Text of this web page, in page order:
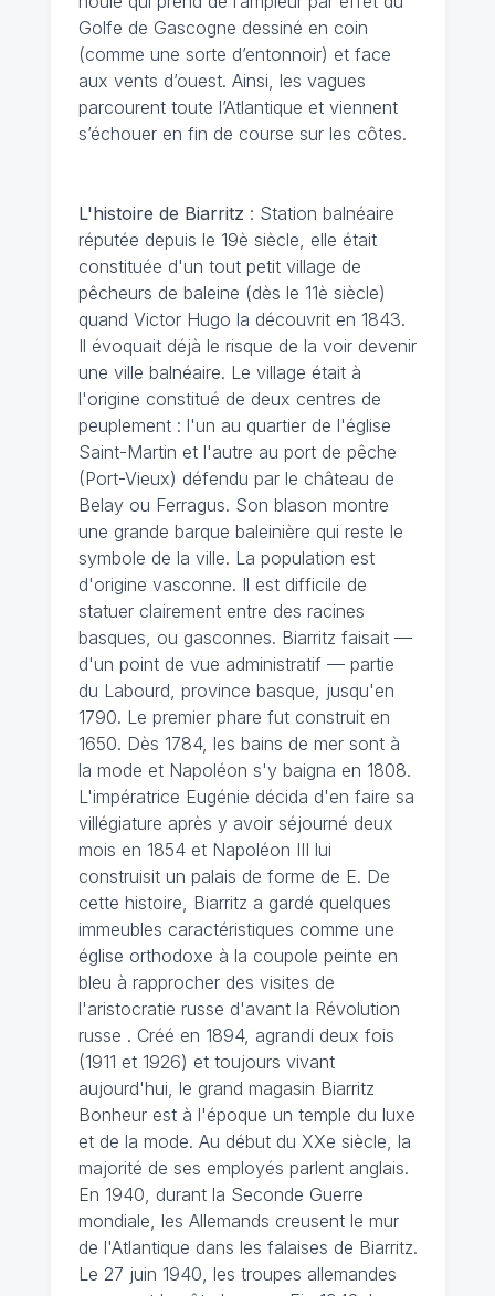
Golfe de Gascogne dessiné en coin
(comme une sorte d’entonnoir) et face
aux vents d’ouest. Ainsi, les vagues
parcourent toute l’Atlantique et viennent
s’échouer en fin de course sur les côtes.
L'histoire de Biarritz : Station balnéaire
réputée depuis le 19è siècle, elle était
constituée d'un tout petit village de
pêcheurs de baleine (dès le 11è siècle)
quand Victor Hugo la découvrit en 1843.
Il évoquait déjà le risque de la voir devenir
une ville balnéaire. Le village était à
l'origine constitué de deux centres de
peuplement : l'un au quartier de l'église
Saint-Martin et l'autre au port de pêche
(Port-Vieux) défendu par le château de
Belay ou Ferragus. Son blason montre
une grande barque baleinière qui reste le
symbole de la ville. La population est
d'origine vasconne. Il est difficile de
statuer clairement entre des racines
basques, ou gasconnes. Biarritz faisait —
d'un point de vue administratif — partie
du Labourd, province basque, jusqu'en
1790. Le premier phare fut construit en
1650. Dès 1784, les bains de mer sont à
la mode et Napoléon s'y baigna en 1808.
L'impératrice Eugénie décida d'en faire sa
villégiature après y avoir séjourné deux
mois en 1854 et Napoléon III lui
construisit un palais de forme de E. De
cette histoire, Biarritz a gardé quelques
immeubles caractéristiques comme une
église orthodoxe à la coupole peinte en
bleu à rapprocher des visites de
l'aristocratie russe d'avant la Révolution
russe . Créé en 1894, agrandi deux fois
(1911 et 1926) et toujours vivant
aujourd'hui, le grand magasin Biarritz
Bonheur est à l'époque un temple du luxe
et de la mode. Au début du XXe siècle, la
majorité de ses employés parlent anglais.
En 1940, durant la Seconde Guerre
mondiale, les Allemands creusent le mur
de l'Atlantique dans les falaises de Biarritz.
Le 27 juin 1940, les troupes allemandes